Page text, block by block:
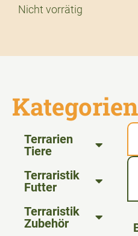
Nicht vorrätig
Kategorien
Terrarien
Tiere
Terraristik
Futter
Terraristik
Zubehör